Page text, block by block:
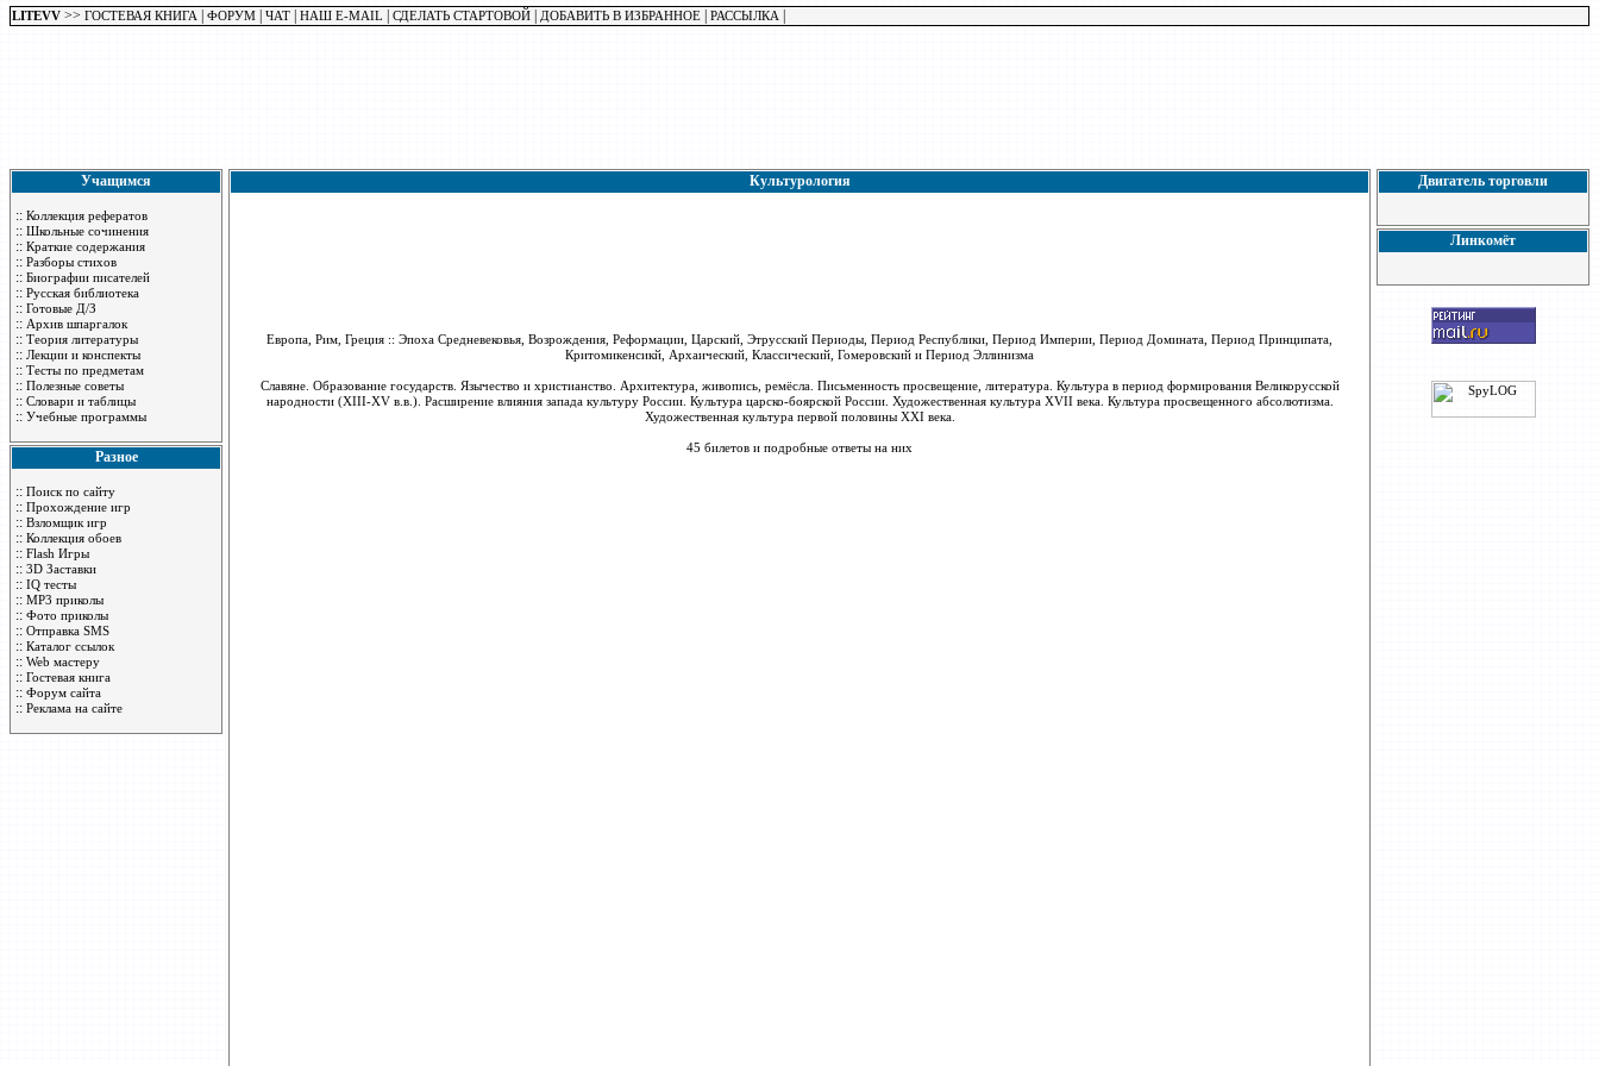
LITEVV >> ГОСТЕВАЯ КНИГА ФОРУМ ЧАТ НАШ E-MAIL СДЕЛАТЬ СТАРТОВОЙ ДОБАВИТЬ В ИЗБРАННОЕ РАССЫЛКА
Учащимся
:: Коллекция рефератов
:: Школьные сочинения
:: Краткие содержания
:: Разборы стихов
:: Биографии писателей
:: Русская библиотека
:: Готовые Д/З
:: Архив шпаргалок
:: Теория литературы
:: Лекции и конспекты
:: Тесты по предметам
:: Полезные советы
:: Словари и таблицы
:: Учебные программы
Разное
:: Поиск по сайту
:: Прохождение игр
:: Взломщик игр
:: Коллекция обоев
:: Flash Игры
:: 3D Заставки
:: IQ тесты
:: MP3 приколы
:: Фото приколы
:: Отправка SMS
:: Каталог ссылок
:: Web мастеру
:: Гостевая книга
:: Форум сайта
:: Реклама на сайте
Культурология
Европа, Рим, Греция :: Эпоха Средневековья, Возрождения, Реформации, Царский, Этрусский Периоды, Период Республики, Период Империи, Период Домината, Период Принципата,
Критомикенсикй, Архаический, Классический, Гомеровский и Период Эллинизма
Славяне. Образование государств. Язычество и христианство. Архитектура, живопись, ремёсла. Письменность просвещение, литература. Культура в период формирования Великорусской
народности (XIII-XV в.в.). Расширение влияния запада культуру России. Культура царско-боярской России. Художественная культура XVII века. Культура просвещенного абсолютизма.
Художественная культура первой половины XXI века.
45 билетов и подробные ответы на них
Двигатель торговли
Линкомёт